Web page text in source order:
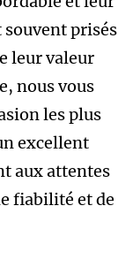
souvent prisés
leur valeur
nous vous
les plus
excellent
aux attentes
fiabilité et de